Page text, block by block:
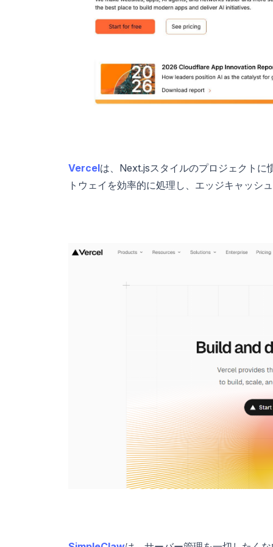
Vercelは、Next.jsスタイルのプロジェクトに
トウェイを効率的に処理し、エッジキャッシ